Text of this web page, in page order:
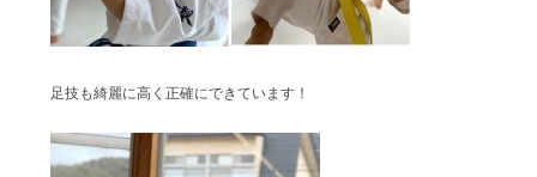
足技も綺麗に高く正確にできています！